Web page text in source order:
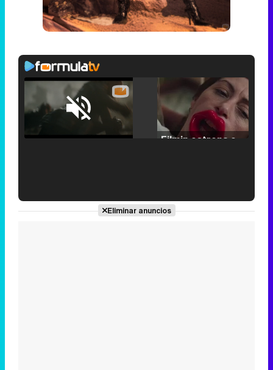
Unmute /
Loaded
'120 Minutos' celebra sus 2.000 programas en Telemadrid con un vídeo del día a día en la redacción
Eliminar anuncios